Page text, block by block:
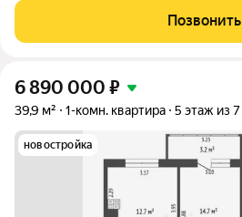
сдан, идёт активное заселение
начнёт работу
Позвонить
6 890 000 ₽
39,9 м² 1-комн. квартира 5 этаж из 7
новостройка